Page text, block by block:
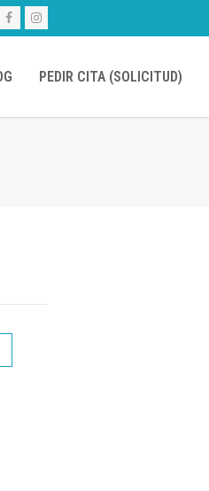
FacebookInstagram
PEDIR CITA (SOLICITUD)